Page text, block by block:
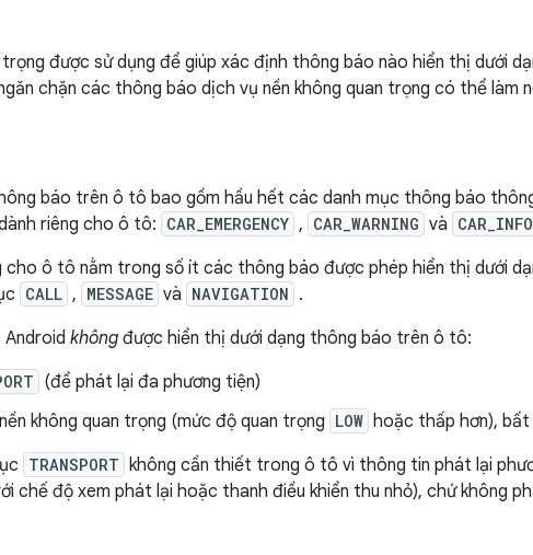
được sử dụng để giúp xác định thông báo nào hiển thị dưới
chặn các thông báo dịch vụ nền không quan trọng có thể làm
báo trên ô tô bao gồm hầu hết các danh mục thông báo
riêng cho ô tô: CAR_EMERGENCY , CAR_WARNING và
cho ô tô nằm trong số ít các thông báo được phép hiển thị dưới
CALL , MESSAGE và NAVIGATION .
không được hiển thị dưới dạng thông báo trên ô tô:
(để phát lại đa phương tiện)
không quan trọng (mức độ quan trọng LOW hoặc thấp hơn), bất
TRANSPORT không cần thiết trong ô tô vì thông tin phát lại
chế độ xem phát lại hoặc thanh điều khiển thu nhỏ), chứ không